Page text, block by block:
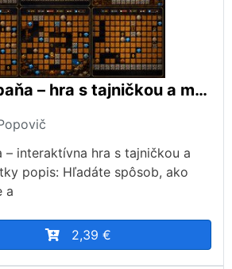
Diamantová baňa – hra s tajničkou a matematickým kvízom.
– interaktívna hra s tajničkou a
popis: Hľadáte spôsob, ako
a
2,39 €